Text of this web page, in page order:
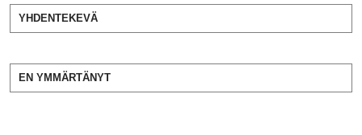
YHDENTEKEVÄ
EN YMMÄRTÄNYT